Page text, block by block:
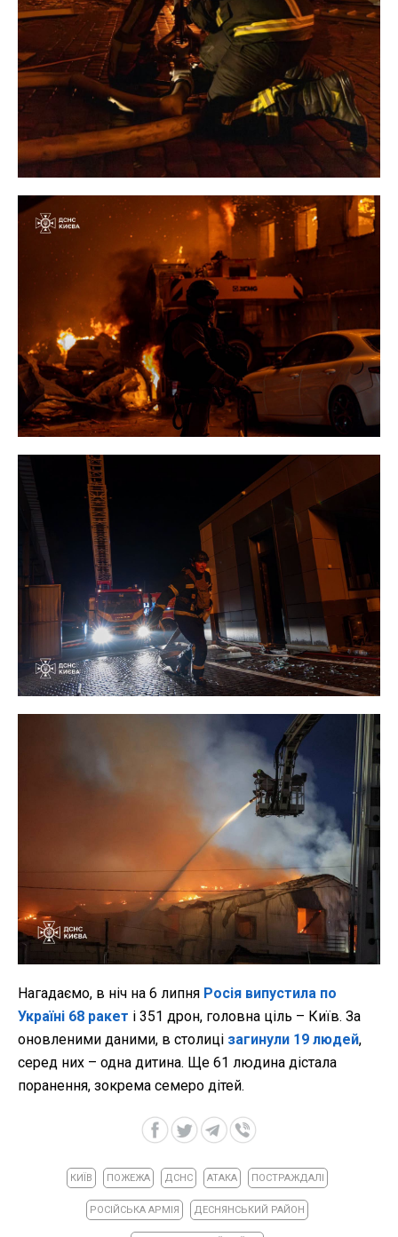
Нагадаємо, в ніч на 6 липня Росія випустила по
Україні 68 ракет і 351 дрон, головна ціль – Київ. За
оновленими даними, в столиці загинули 19 людей,
серед них – одна дитина. Ще 61 людина дістала
поранення, зокрема семеро дітей.
КИЇВ ПОЖЕЖА ДСНС АТАКА ПОСТРАЖДАЛІ
РОСІЙСЬКА АРМІЯ ДЕСНЯНСЬКИЙ РАЙОН